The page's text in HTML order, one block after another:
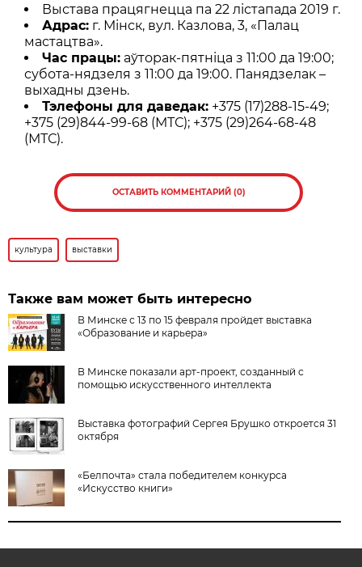
Выстава працягнецца па 22 лістапада 2019 г.
Адрас: г. Мінск, вул. Казлова, 3, «Палац
мастацтва».
Час працы: аўторак-пятніца з 11:00 да 19:00;
субота-нядзеля з 11:00 да 19:00. Панядзелак –
выхадны дзень.
Тэлефоны для даведак: +375 (17)288-15-49;
+375 (29)844-99-68 (МТС); +375 (29)264-68-48
(МТС).
ОСТАВИТЬ КОММЕНТАРИЙ (0)
культура выставки
Также вам может быть интересно
В Минске с 13 по 15 февраля пройдет выставка
«Образование и карьера»
В Минске показали арт-проект, созданный с
помощью искусственного интеллекта
Выставка фотографий Сергея Брушко откроется 31
октября
«Белпочта» стала победителем конкурса
«Искусство книги»